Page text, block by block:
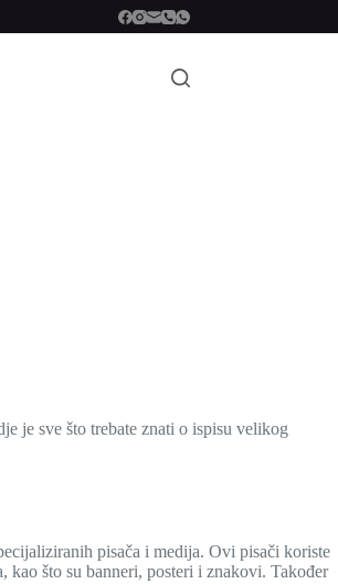
je sve što trebate znati o ispisu velikog
pisača i medija. Ovi pisači koriste
što su banneri, posteri i znakovi. Također